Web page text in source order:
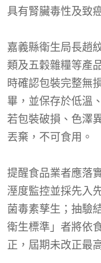
具有腎臟毒性及致
嘉義縣衛生局長趙
類及五穀雜糧等產
時確認包裝完整無
畢，並保存於低溫
若包裝破損、色澤
丟棄，不可食用。
提醒食品業者應落
溼度監控並採先入
菌毒素孳生；抽驗
衛生標準」者將依
正，屆期未改正最